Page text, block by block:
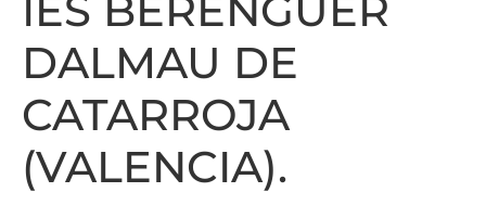
DALMAU DE
CATARROJA
(VALENCIA).